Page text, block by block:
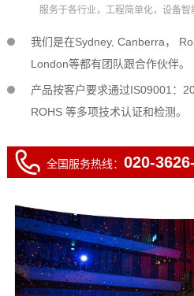
服务于各行业，工程简单化，设备智
我们是在Sydney, Canberra，
London等都有团队跟合作伙伴。
产品按客户要求通过IS09001：
ROHS 等多项技术认证和检测。
全国服务热线： 020-